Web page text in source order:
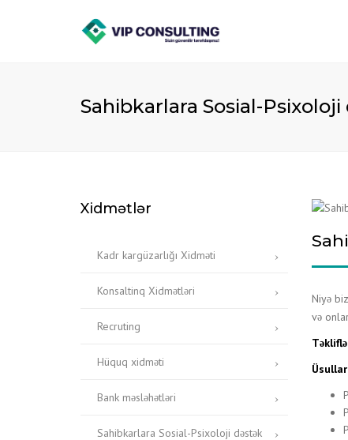
Sahibkarlara Sosial-
Xidmətlər
Kadr kargüzarlığı Xidməti
Konsaltinq Xidmətləri
Recruting
Hüquq xidməti
Bank məsləhətləri
Sahibkarlara Sosial-Psixoloji dəstək
Niyə
və